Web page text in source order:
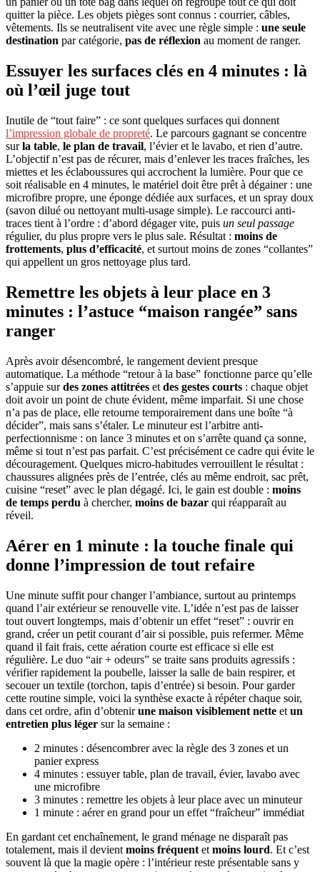
quitter la pièce. Les objets pièges sont connus : courrier, câbles,
vêtements. Ils se neutralisent vite avec une règle simple : une seule
destination par catégorie, pas de réflexion au moment de ranger.
Essuyer les surfaces clés en 4 minutes : là
où l’œil juge tout
Inutile de “tout faire” : ce sont quelques surfaces qui donnent
l’impression globale de propreté. Le parcours gagnant se concentre
surla table, le plan de travail, l’évier et le lavabo, et rien d’autre.
L’objectif n’est pas de récurer, mais d’enlever les traces fraîches, les
miettes et les éclaboussures qui accrochent la lumière. Pour que ce
soit réalisable en 4 minutes, le matériel doit être prêt à dégainer : une
microfibre propre, une éponge dédiée aux surfaces, et un spray doux
(savon dilué ou nettoyant multi-usage simple). Le raccourci anti-
traces tient à l’ordre : d’abord dégager vite, puis un seul passage
régulier, du plus propre vers le plus sale. Résultat : moins de
frottements, plus d’efficacité, et surtout moins de zones “collantes”
qui appellent un gros nettoyage plus tard.
Remettre les objets à leur place en 3
minutes : l’astuce “maison rangée” sans
ranger
Après avoir désencombré, le rangement devient presque
automatique. La méthode “retour à la base” fonctionne parce qu’elle
s’appuie surdes zones attitrées et des gestes courts : chaque objet
doit avoir un point de chute évident, même imparfait. Si une chose
n’a pas de place, elle retourne temporairement dans une boîte “à
décider”, mais sans s’étaler. Le minuteur est l’arbitre anti-
perfectionnisme : on lance 3 minutes et on s’arrête quand ça sonne,
même si tout n’est pas parfait. C’est précisément ce cadre qui évite le
découragement. Quelques micro-habitudes verrouillent le résultat :
chaussures alignées près de l’entrée, clés au même endroit, sac prêt,
cuisine “reset” avec le plan dégagé. Ici, le gain est double : moins
de temps perdu à chercher, moins de bazar qui réapparaît au
réveil.
Aérer en 1 minute : la touche finale qui
donne l’impression de tout refaire
Une minute suffit pour changer l’ambiance, surtout au printemps
quand l’air extérieur se renouvelle vite. L’idée n’est pas de laisser
tout ouvert longtemps, mais d’obtenir un effet “reset” : ouvrir en
grand, créer un petit courant d’air si possible, puis refermer. Même
quand il fait frais, cette aération courte est efficace si elle est
régulière. Le duo “air + odeurs” se traite sans produits agressifs :
vérifier rapidement la poubelle, laisser la salle de bain respirer, et
secouer un textile (torchon, tapis d’entrée) si besoin. Pour garder
cette routine simple, voici la synthèse exacte à répéter chaque soir,
dans cet ordre, afin d’obtenirune maison visiblement nette et un
entretien plus léger sur la semaine :
2 minutes : désencombrer avec la règle des 3 zones et un
panier express
4 minutes : essuyer table, plan de travail, évier, lavabo avec
une microfibre
3 minutes : remettre les objets à leur place avec un minuteur
1 minute : aérer en grand pour un effet “fraîcheur” immédiat
En gardant cet enchaînement, le grand ménage ne disparaît pas
totalement, mais il devient moins fréquent et moins lourd. Et c’est
souvent là que la magie opère : l’intérieur reste présentable sans y